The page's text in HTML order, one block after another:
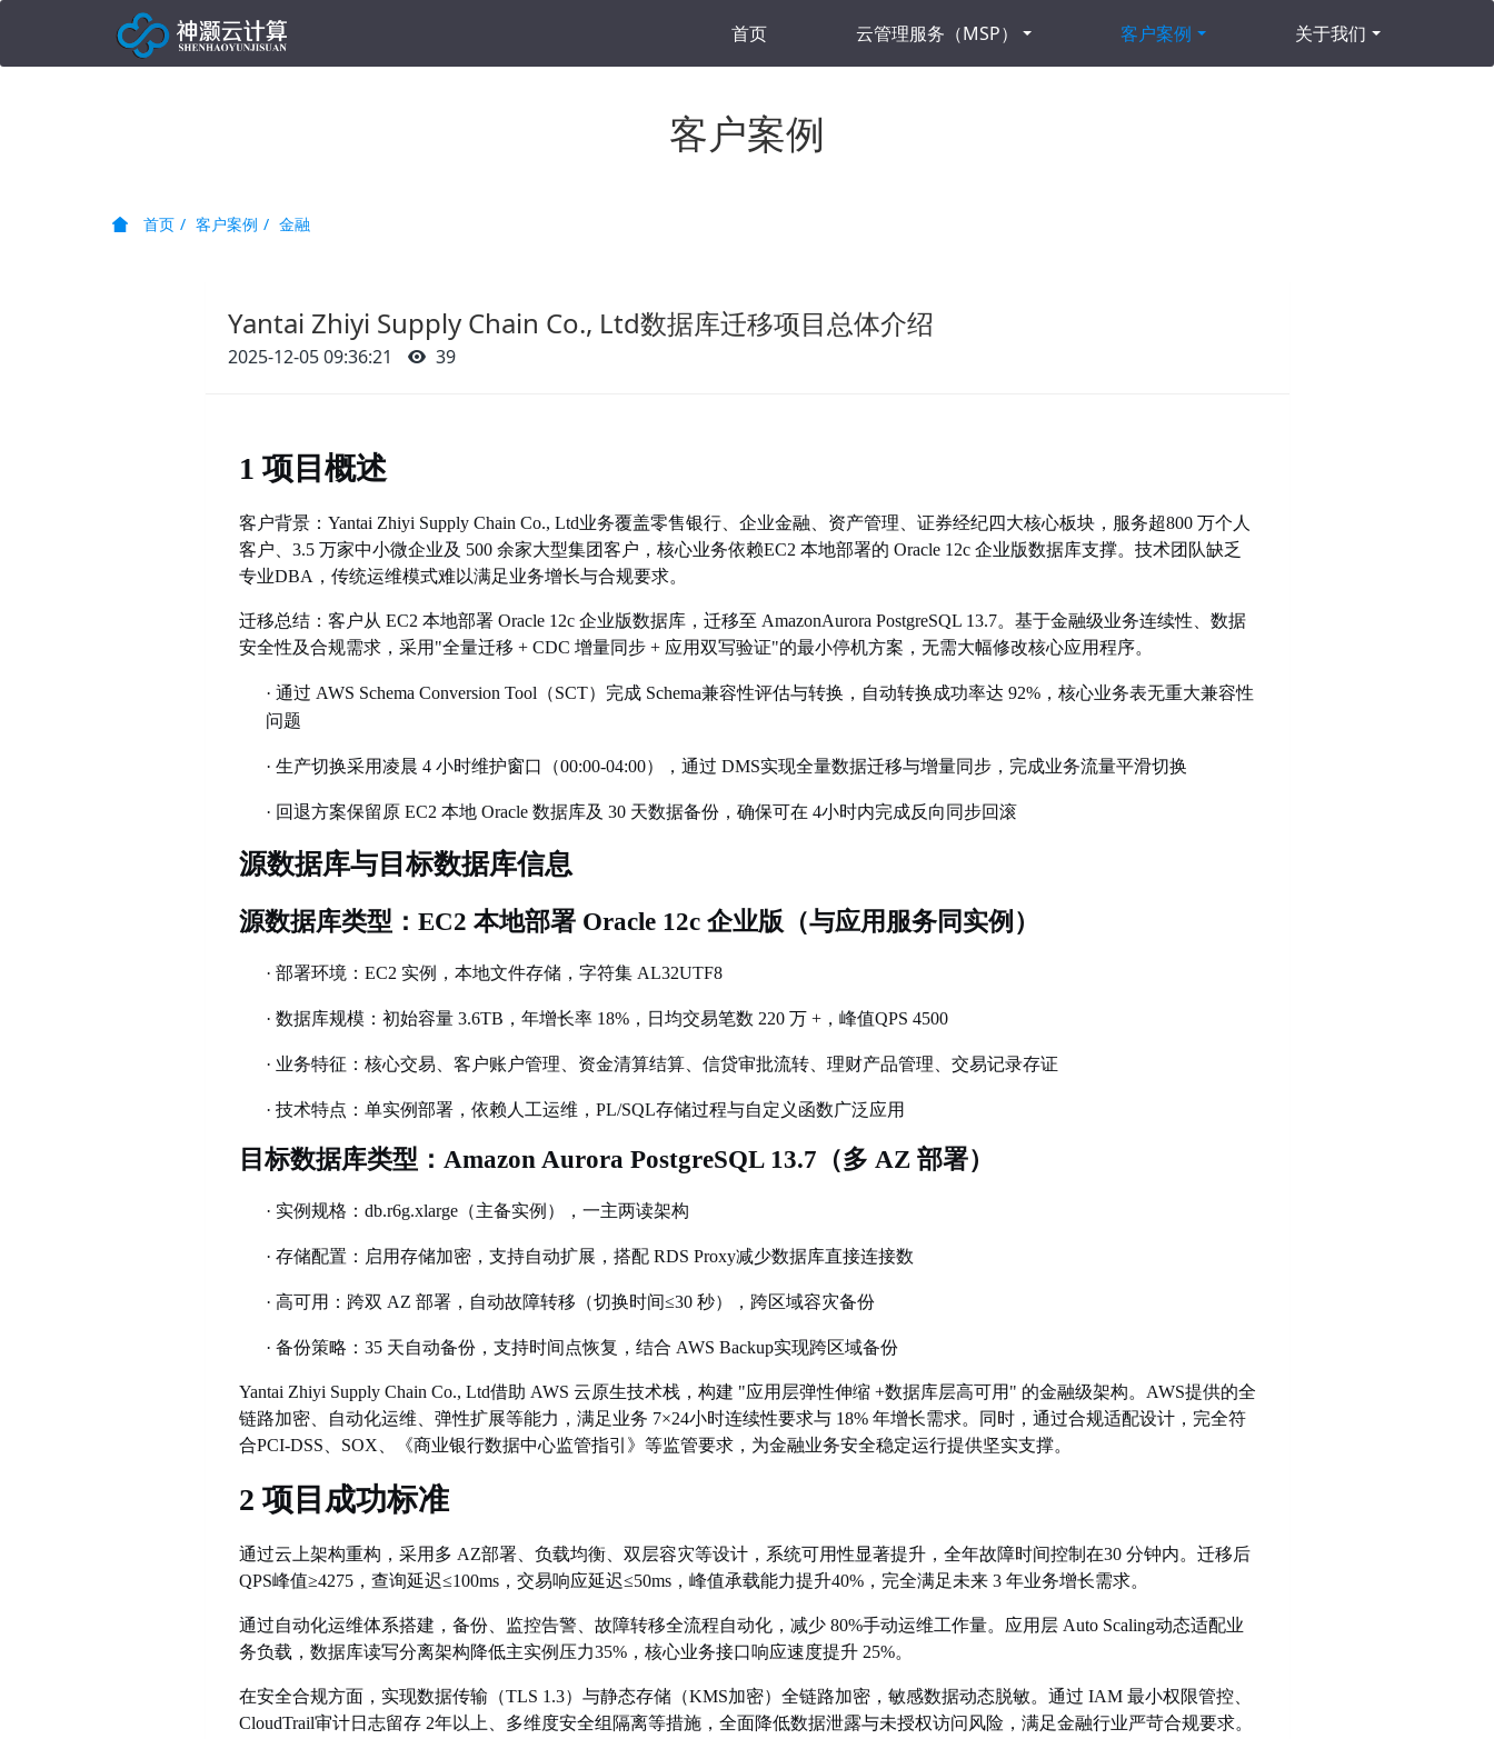
首页 云管理服务（MSP） 客户案例 关于我们
客户案例
首页 客户案例 金融
Yantai Zhiyi Supply Chain Co., Ltd数据库迁移项目总体介绍
2025-12-05 09:36:21 39
1 项目概述
客户背景： Yantai Zhiyi Supply Chain Co., Ltd业务覆盖零售银行、企业金融、资产管理、证券经纪四大核心板块，服务超800 万个人
客户、3.5 万家中小微企业及 500 余家大型集团客户，核心业务依赖EC2 本地部署的 Oracle 12c 企业版数据库支撑。 技术团队缺乏
专业DBA，传统运维模式难以满足业务增长与合规要求。
迁移总结：客户从 EC2 本地部署 Oracle 12c 企业版数据库，迁移至 AmazonAurora PostgreSQL 13.7。基于金融级业务连续性、数据
安全性及合规需求，采用"全量迁移 + CDC 增量同步 + 应用双写验证"的最小停机方案，无需大幅修改核心应用程序。
· 通过 AWS Schema Conversion Tool（SCT）完成 Schema兼容性评估与转换，自动转换成功率达 92%，核心业务表无重大兼容性
问题
· 生产切换采用凌晨 4 小时维护窗口（00:00-04:00），通过 DMS实现全量数据迁移与增量同步，完成业务流量平滑切换
· 回退方案保留原EC2 本地 Oracle 数据库及 30 天数据备份，确保可在 4小时内完成反向同步回滚
源数据库与目标数据库信息
源数据库类型： EC2 本地部署 Oracle 12c 企业版（与应用服务同实例）
· 部署环境： EC2 实例，本地文件存储，字符集 AL32UTF8
· 数据库规模：初始容量3.6TB，年增长率 18%，日均交易笔数 220 万 +，峰值QPS 4500
· 业务特征：核心交易、客户账户管理、资金清算结算、信贷审批流转、理财产品管理、交易记录存证
· 技术特点：单实例部署，依赖人工运维， PL/SQL存储过程与自定义函数广泛应用
目标数据库类型： Amazon Aurora PostgreSQL 13.7（多 AZ 部署）
· 实例规格： db.r6g.xlarge（主备实例），一主两读架构
· 存储配置：启用存储加密，支持自动扩展，搭配RDS Proxy减少数据库直接连接数
· 高可用：跨双 AZ 部署，自动故障转移（切换时间≤30 秒），跨区域容灾备份
· 备份策略： 35 天自动备份，支持时间点恢复，结合 AWS Backup实现跨区域备份
Yantai Zhiyi Supply Chain Co., Ltd借助 AWS 云原生技术栈，构建 "应用层弹性伸缩 +数据库层高可用" 的金融级架构。AWS提供的全
链路加密、自动化运维、弹性扩展等能力，满足业务 7×24小时连续性要求与 18% 年增长需求。
同时，通过合规适配设计，完全符
合PCI-DSS、SOX、《商业银行数据中心监管指引》等监管要求，为金融业务安全稳定运行提供坚实支撑。
2 项目成功标准
通过云上架构重构，采用多 AZ部署、负载均衡、双层容灾等设计，系统可用性显著提升，全年故障时间控制在30 分钟内。迁移后
QPS峰值≥4275，查询延迟≤100ms，交易响应延迟≤50ms，峰值承载能力提升40%，完全满足未来 3 年业务增长需求。
通过自动化运维体系搭建，备份、监控告警、故障转移全流程自动化，减少80%手动运维工作量。应用层 Auto Scaling动态适配业
务负载，数据库读写分离架构降低主实例压力35%，核心业务接口响应速度提升 25%。
在安全合规方面，实现数据传输（TLS 1.3）与静态存储（KMS加密）全链路加密，敏感数据动态脱敏。通过 IAM 最小权限管控、
CloudTrail审计日志留存 2年以上、多维度安全组隔离等措施，全面降低数据泄露与未授权访问风险，满足金融行业严苛合规要求。